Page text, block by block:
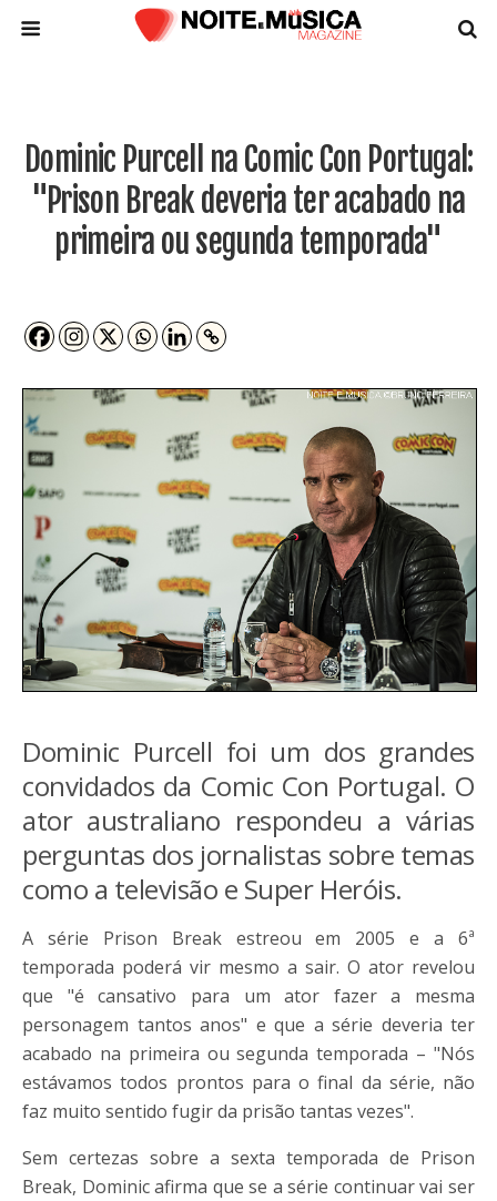
Dominic Purcell na Comic Con Portugal:
"Prison Break deveria ter acabado na
primeira ou segunda temporada"
Dominic Purcell foi um dos grandes
convidados da Comic Con Portugal. O
ator australiano respondeu a várias
perguntas dos jornalistas sobre temas
como a televisão e Super Heróis.
A série Prison Break estreou em 2005 e a 6ª
temporada poderá vir mesmo a sair. O ator revelou
que "é cansativo para um ator fazer a mesma
personagem tantos anos" e que a série deveria ter
acabado na primeira ou segunda temporada – "Nós
estávamos todos prontos para o final da série, não
faz muito sentido fugir da prisão tantas vezes".
Sem certezas sobre a sexta temporada de Prison
Break, Dominic afirma que se a série continuar vai ser